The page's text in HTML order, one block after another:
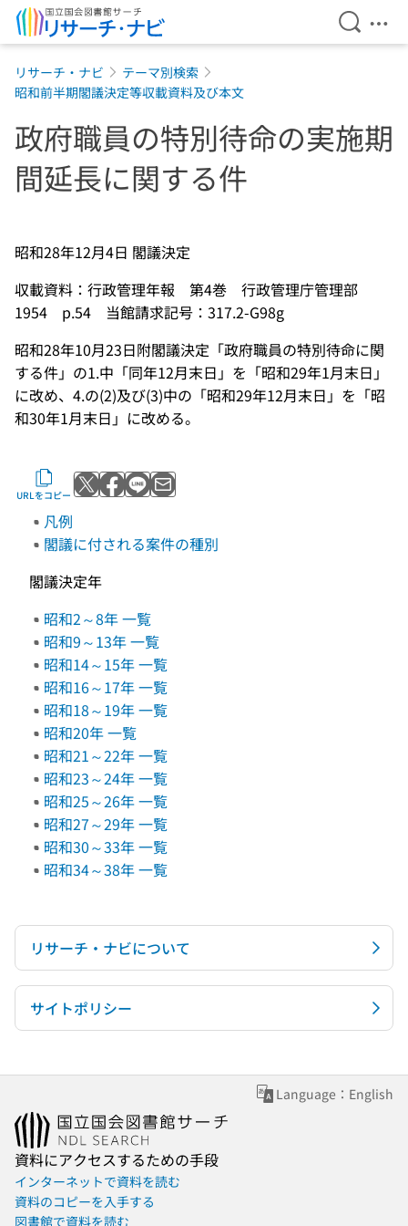
検索を
メ
リサーチ・ナビ
テーマ別検索
昭和前半期閣議決定等収載資料及び本文
政府職員の特別待命の実施期
間延長に関する件
凡例
閣議に付される案件の種別
閣議決定年
昭和2～8年 一覧
昭和9～13年 一覧
昭和14～15年 一覧
昭和16～17年 一覧
昭和18～19年 一覧
昭和20年 一覧
昭和21～22年 一覧
昭和23～24年 一覧
昭和25～26年 一覧
昭和27～29年 一覧
昭和30～33年 一覧
昭和34～38年 一覧
昭和28年12月4日 閣議決定
収載資料：行政管理年報 第4巻 行政管理庁管理部
1954 p.54 当館請求記号：317.2-G98g
昭和28年10月23日附閣議決定「政府職員の特別待命に関
する件」の1.中「同年12月末日」を「昭和29年1月末日」
に改め、4.の(2)及び(3)中の「昭和29年12月末日」を「昭
和30年1月末日」に改める。
URLをコピー Xでポストする
Facebookでシェアする
LINEで送る
メールで送る
リサーチ・ナビについて
サイトポリシー
Language：English
資料にアクセスするための手段
インターネットで資料を読む
資料のコピーを入手する
図書館で資料を読む